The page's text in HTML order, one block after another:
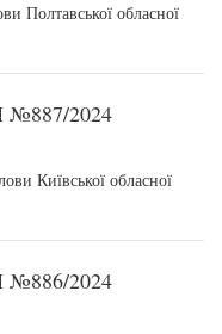
Полтавської обласної
2024
Київської обласної
2024